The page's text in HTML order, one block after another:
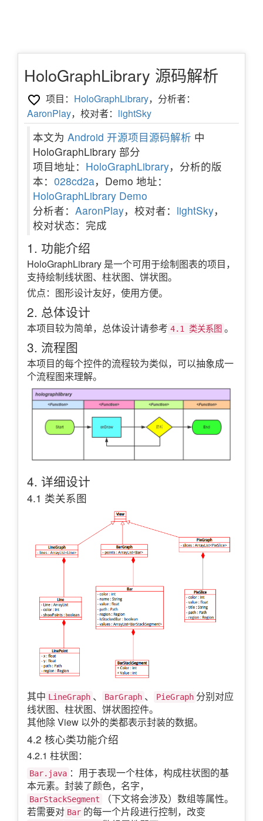
HoloGraphLibrary 源码解析
项目： HoloGraphLibrary，分析者：
AaronPlay，校对者： lightSky
本文为 Android 开源项目源码解析 中
HoloGraphLibrary 部分
项目地址： HoloGraphLibrary，分析的版
本： 028cd2a，Demo 地址：
HoloGraphLibrary Demo
分析者： AaronPlay，校对者： lightSky，
校对状态：完成
1. 功能介绍
HoloGraphLibrary 是一个可用于绘制图表的项目，
支持绘制线状图、柱状图、饼状图。
优点：图形设计友好，使用方便。
2. 总体设计
本项目较为简单，总体设计请参考 4.1 类关系图 。
3. 流程图
本项目的每个控件的流程较为类似，可以抽象成一
个流程图来理解。
4. 详细设计
4.1 类关系图
其中 LineGraph 、 BarGraph 、 PieGraph 分别对应
线状图、柱状图、饼状图控件。
其他除 View 以外的类都表示封装的数据。
4.2 核心类功能介绍
4.2.1 柱状图：
Bar.java ：用于表现一个柱体，构成柱状图的基
本元素。封装了颜色，名字，
BarStackSegment
（下文将会涉及）数组等属性。
若需要对 Bar 的每一个片段进行控制，改变